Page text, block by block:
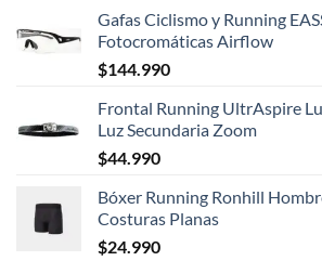
Gafas Ciclismo y Running
Fotocromáticas Airflow
$144.990
Frontal Running UltrAspire
Luz Secundaria Zoom
$44.990
Bóxer Running Ronhill
Costuras Planas
$24.990